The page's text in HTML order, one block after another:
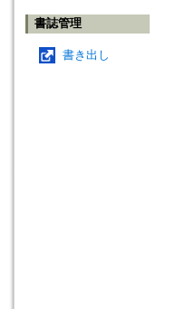
書誌管理
書き出し